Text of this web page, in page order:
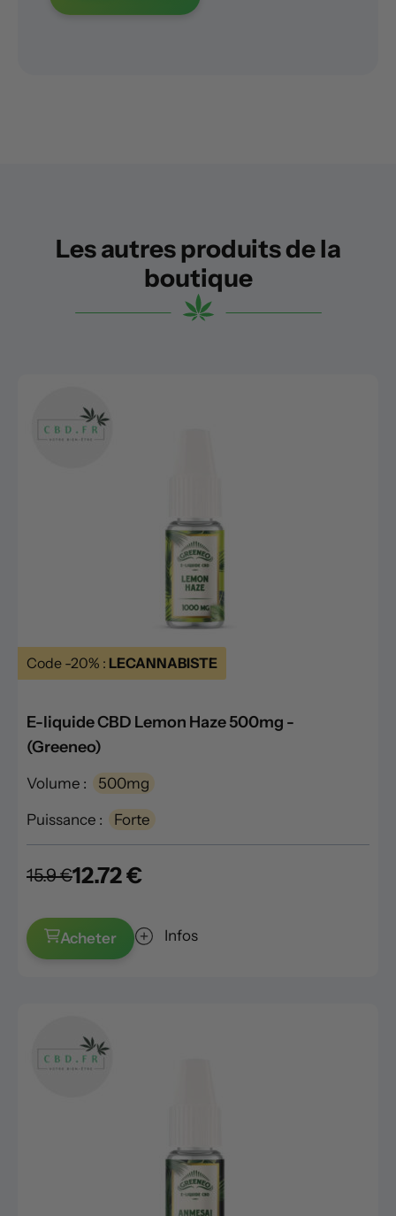
Les autres produits de la
boutique
Code -20% : LECANNABISTE
E-liquide CBD Lemon Haze 500mg -
(Greeneo)
Volume : 500mg
Puissance : Forte
15.9 €12.72 €
Acheter Infos